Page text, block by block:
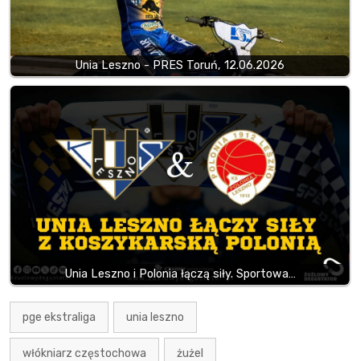
Unia Leszno - PRES Toruń, 12.06.2026
Unia Leszno i Polonia łączą siły. Sportowa…
pge ekstraliga unia leszno
włókniarz częstochowa żużel